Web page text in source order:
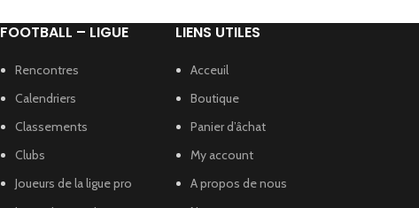
FOOTBALL – LIGUE
Rencontres
Calendriers
Classements
Clubs
Joueurs de la ligue pro
LIENS UTILES
Acceuil
Boutique
Panier d’âchat
My account
A propos de nous